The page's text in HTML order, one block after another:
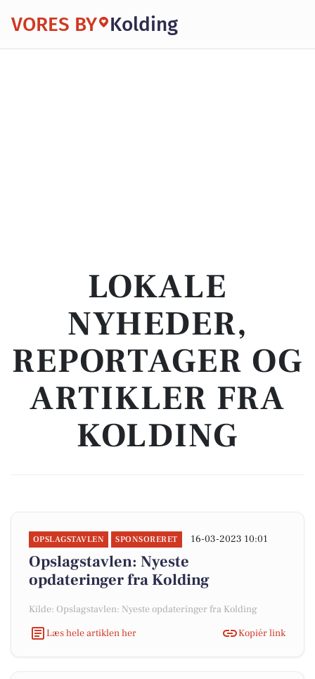
VORES BY Kolding
LOKALE
NYHEDER,
REPORTAGER OG
ARTIKLER FRA
KOLDING
OPSLAGSTAVLEN SPONSORERET 16-03-2023 10:01
Opslagstavlen: Nyeste
opdateringer fra Kolding
Kilde: Opslagstavlen: Nyeste opdateringer fra Kolding
Læs hele artiklen her
Kopiér link